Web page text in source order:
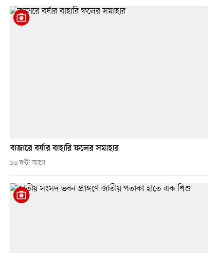
বাজারে বর্ষার বাহারি ফলের সমাহার
১৬ ঘণ্টা আগে